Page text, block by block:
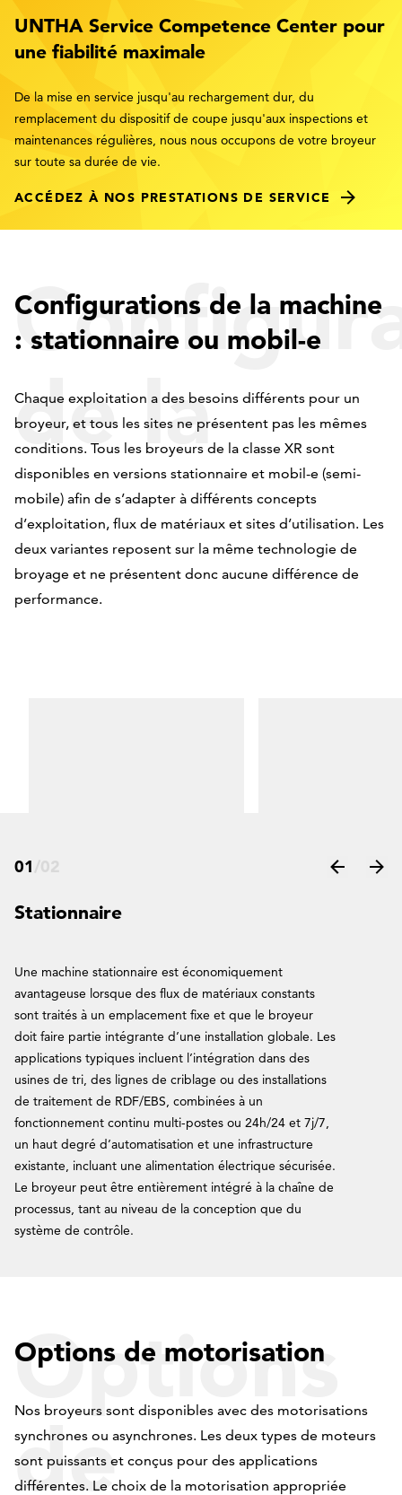
UNTHA Service Competence Center pour
une fiabilité maximale
De la mise en service jusqu'au rechargement dur, du
remplacement du dispositif de coupe jusqu'aux inspections et
maintenances régulières, nous nous occupons de votre broyeur
sur toute sa durée de vie.
ACCÉDEZ À NOS PRESTATIONS DE SERVICE
de la
machine :
Configurations de la machine
: stationnaire ou mobil-e
Chaque exploitation a des besoins différents pour un
broyeur, et tous les sites ne présentent pas les mêmes
conditions. Tous les broyeurs de la classe XR sont
disponibles en versions stationnaire et mobil-e (semi-
mobile) afin de s’adapter à différents concepts
d’exploitation, flux de matériaux et sites d’utilisation. Les
deux variantes reposent sur la même technologie de
broyage et ne présentent donc aucune différence de
performance.
01
Stationnaire
Une machine stationnaire est économiquement
avantageuse lorsque des flux de matériaux constants
sont traités à un emplacement fixe et que le broyeur
doit faire partie intégrante d’une installation globale. Les
applications typiques incluent l’intégration dans des
usines de tri, des lignes de criblage ou des installations
de traitement de RDF/EBS, combinées à un
fonctionnement continu multi-postes ou 24h/24 et 7j/7,
un haut degré d’automatisation et une infrastructure
existante, incluant une alimentation électrique sécurisée.
Le broyeur peut être entièrement intégré à la chaîne de
processus, tant au niveau de la conception que du
système de contrôle.
Options
de
Options de motorisation
Nos broyeurs sont disponibles avec des motorisations
synchrones ou asynchrones. Les deux types de moteurs
sont puissants et conçus pour des applications
différentes. Le choix de la motorisation appropriée